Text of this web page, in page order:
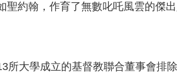
聖約翰，作育了無數叱吒風雲的傑出
大學成立的基督教聯合董事會排除